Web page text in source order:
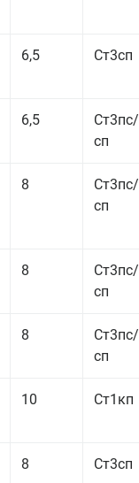
6,5 Ст3сп
6,5
Ст3пс/
сп
8
Ст3пс/
сп
8
Ст3пс/
сп
8
Ст3пс/
сп
10 Ст1кп
8 Ст3сп